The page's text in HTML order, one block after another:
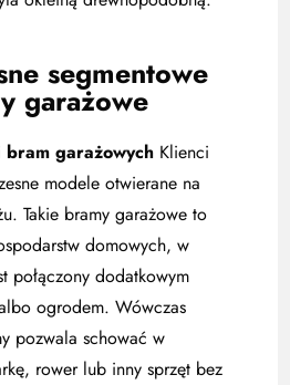
segmentowe
garażowe
bram garażowych Klienci
modele otwierane na
Takie bramy garażowe to
domowych, w
połączony dodatkowym
ogrodem. Wówczas
pozwala schować w
rower lub inny sprzęt bez